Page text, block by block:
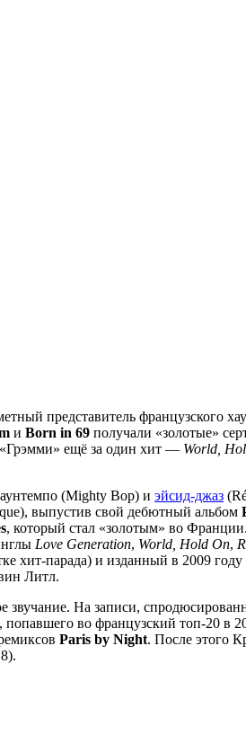
представитель французского
и Born in 69 получали «золотые»
ещё за один хит — World,
(Mighty Bop) и эйсид-джаз
выпустив свой дебютный альбом
, который стал «золотым» во
Love Generation, World, Hold On,
хит-парада) и изданный в 2009 году
Литл.
звучание. На записи,
, попавшего во французский топ-20 в
Paris by Night. После этого